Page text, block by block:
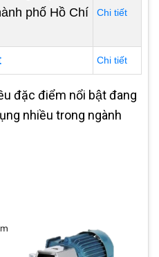
phố Hồ Chí
Chi tiết
Chi tiết
đặc điểm nổi bật đang
nhiều trong ngành